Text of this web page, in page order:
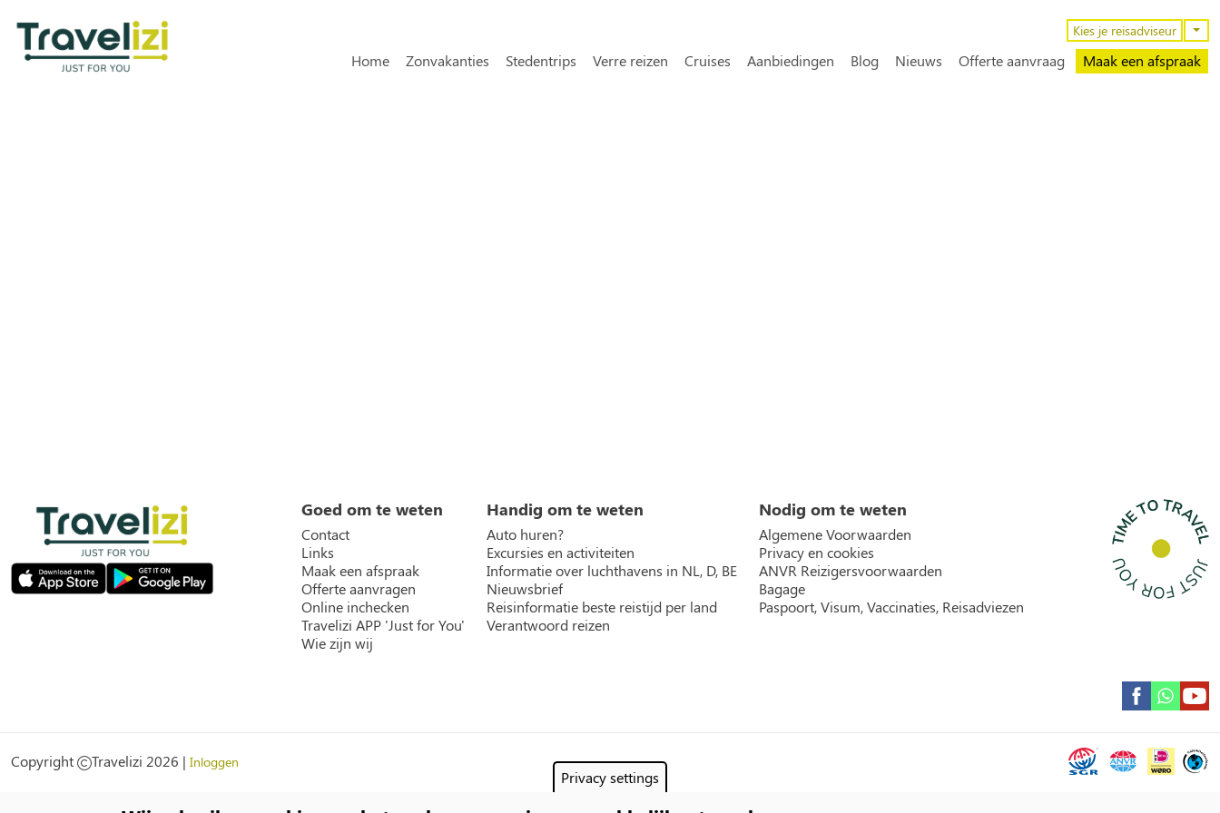
Privacy settings
Kies je reisadviseur
Hoofdnavigatie
Home Zonvakanties Stedentrips Verre reizen Cruises Aanbiedingen Blog Nieuws Offerte aanvraag Maak een afspraak
Goed om te weten
Contact
Links
Maak een afspraak
Offerte aanvragen
Online inchecken
Travelizi APP 'Just for You'
Wie zijn wij
Handig om te weten
Auto huren?
Excursies en activiteiten
Informatie over luchthavens in NL, D, BE
Nieuwsbrief
Reisinformatie beste reistijd per land
Verantwoord reizen
Nodig om te weten
Algemene Voorwaarden
Privacy en cookies
ANVR Reizigersvoorwaarden
Bagage
Paspoort, Visum, Vaccinaties, Reisadviezen
Copyright Travelizi 2026 | Inloggen Garantie icons